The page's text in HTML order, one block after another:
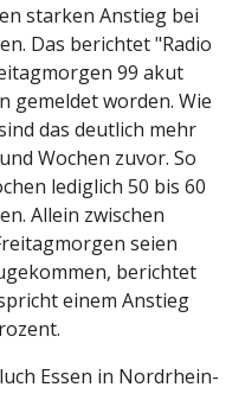
starken Anstieg bei
Das berichtet "Radio
99 akut
gemeldet worden. Wie
das deutlich mehr
Wochen zuvor. So
lediglich 50 bis 60
Allein zwischen
seien
berichtet
einem Anstieg
Essen in Nordrhein-